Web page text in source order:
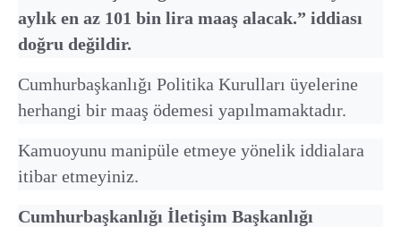
aylık en az 101 bin lira maaş alacak.” iddiası
doğru değildir.
Cumhurbaşkanlığı Politika Kurulları üyelerine
herhangi bir maaş ödemesi yapılmamaktadır.
Kamuoyunu manipüle etmeye yönelik iddialara
itibar etmeyiniz.
Cumhurbaşkanlığı İletişim Başkanlığı